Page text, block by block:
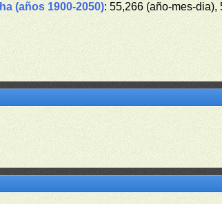
(años 1900-2050): 55,266 (año-mes-